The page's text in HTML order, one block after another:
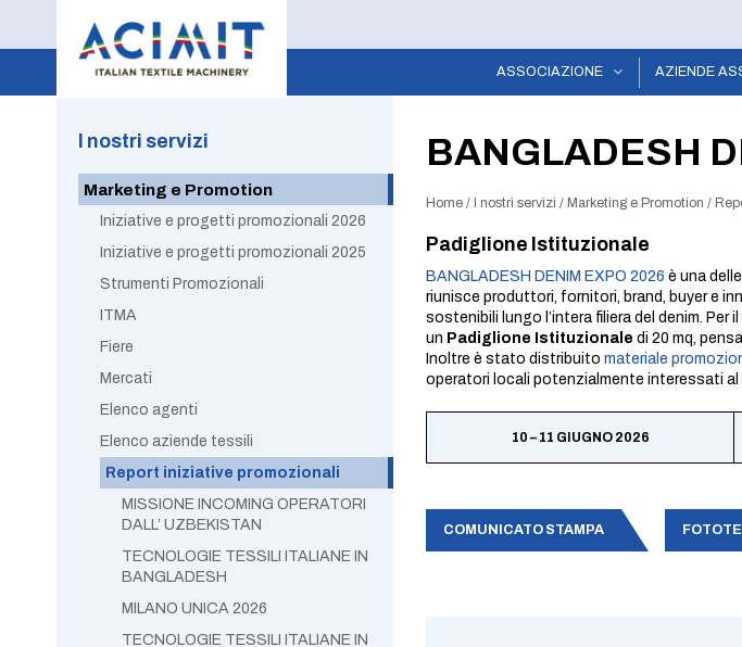
ASSOCIAZIONE AZIENDE
BANGLADESH
Home / I nostri servizi / Marketing e Promotion /
Padiglione Istituzionale
BANGLADESH DENIM EXPO 2026 è una
riunisce produttori, fornitori, brand, buyer e
sostenibili lungo l’intera filiera del denim.
un Padiglione Istituzionale di 20 mq,
Inoltre è stato distribuito materiale
operatori locali potenzialmente interessati
10 – 11 GIUGNO 2026
COMUNICATO STAMPA
I nostri servizi
Marketing e Promotion
Iniziative e progetti promozionali 2026
Iniziative e progetti promozionali 2025
Strumenti Promozionali
ITMA
Fiere
Mercati
Elenco agenti
Elenco aziende tessili
Report iniziative promozionali
MISSIONE INCOMING OPERATORI
DALL’ UZBEKISTAN
TECNOLOGIE TESSILI ITALIANE IN
BANGLADESH
MILANO UNICA 2026
TECNOLOGIE TESSILI ITALIANE IN